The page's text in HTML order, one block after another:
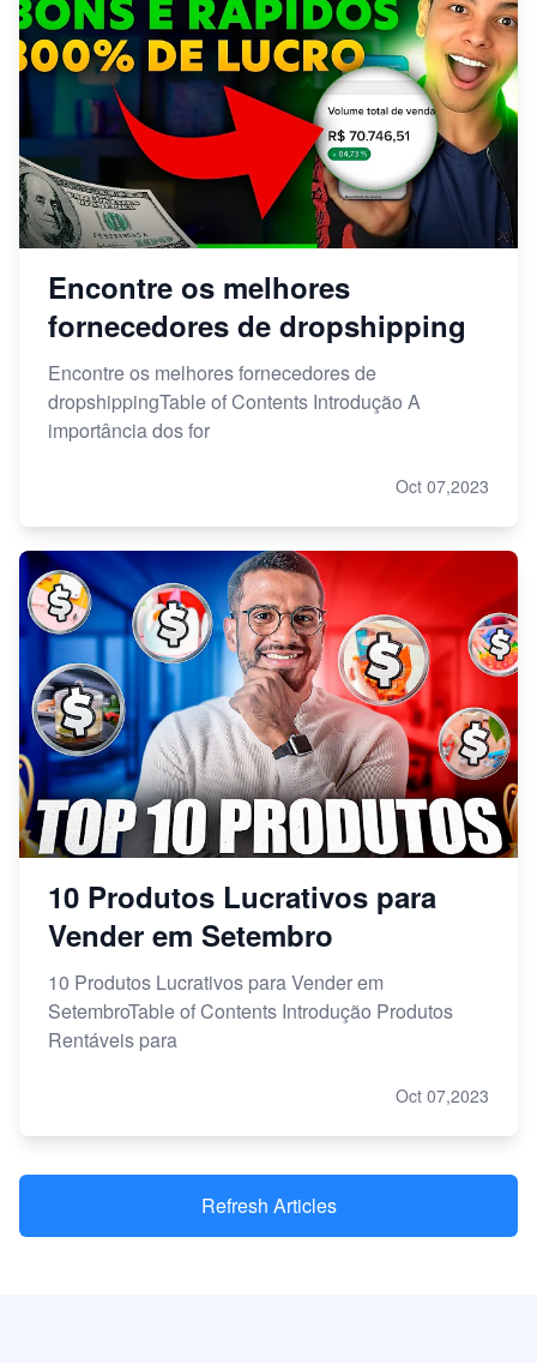
Encontre os melhores
fornecedores de dropshipping
Encontre os melhores fornecedores de
dropshippingTable of Contents Introdução A
importância dos for
Oct 07,2023
10 Produtos Lucrativos para
Vender em Setembro
10 Produtos Lucrativos para Vender em
SetembroTable of Contents Introdução Produtos
Rentáveis para
Oct 07,2023
Refresh Articles